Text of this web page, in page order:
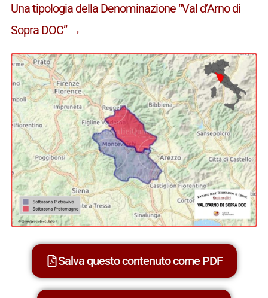
Una tipologia della Denominazione “Val d’Arno di
Sopra DOC” →
Salva questo contenuto come PDF